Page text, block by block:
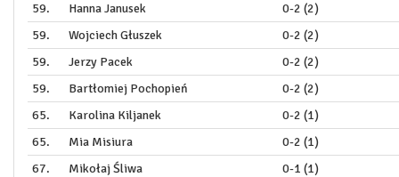
59.
Hanna Janusek
0-2 (2)
59.
Wojciech Głuszek
0-2 (2)
59.
Jerzy Pacek
0-2 (2)
59.
Bartłomiej Pochopień
0-2 (2)
65.
Karolina Kiljanek
0-2 (1)
65.
Mia Misiura
0-2 (1)
67.
Mikołaj Śliwa
0-1 (1)